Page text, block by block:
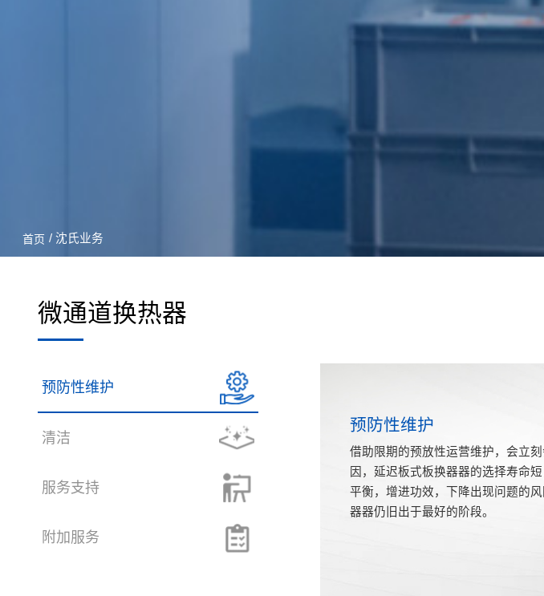
首页 / 沈氏业务
微通道换热器
预防性维护
清洁
服务支持
附加服务
预防性维护
借助限期的预放性运营维护，会立
因，延迟板式板换器器的选择寿命
平衡，增进功效，下降出现问题的
器器仍旧出于最好的阶段。